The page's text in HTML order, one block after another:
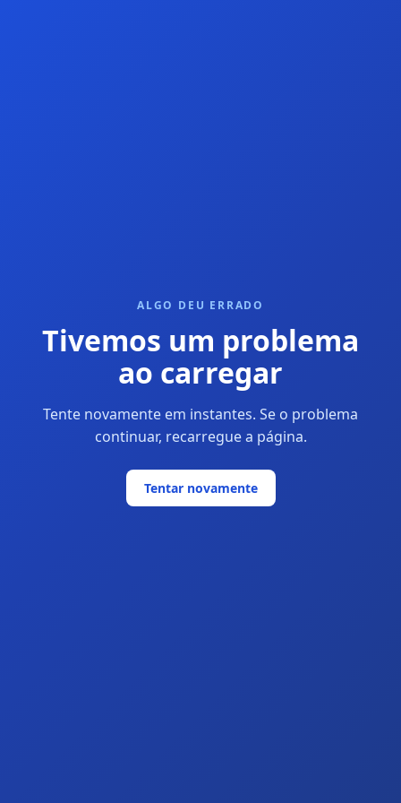
ALGO DEU ERRADO
Tivemos um problema
ao carregar
Tente novamente em instantes. Se o problema
continuar, recarregue a página.
Tentar novamente